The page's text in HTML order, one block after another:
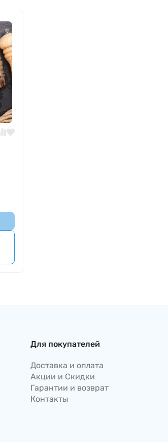
Для покупателей
Доставка и оплата
Акции и Скидки
Гарантии и возврат
Контакты